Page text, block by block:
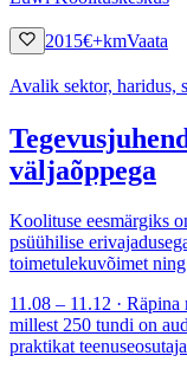
2015€+kmVaata
Avalik sektor, haridus,
väljaõppega
Koolituse eesmärgiks
psüühilise
toimetulekuvõimet
11.08 – 11.12 ·
millest 250 tundi on
praktikat